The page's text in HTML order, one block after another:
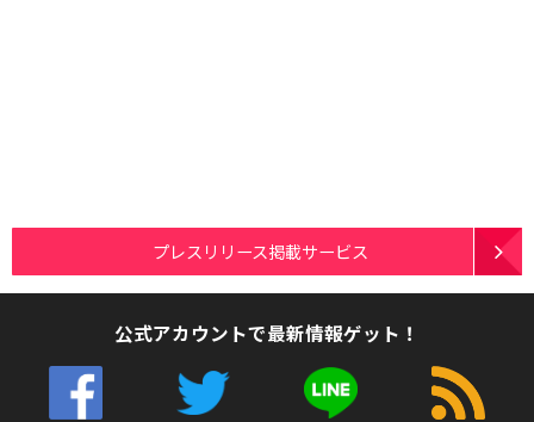
プレスリリース掲載サービス
公式アカウントで最新情報ゲット！